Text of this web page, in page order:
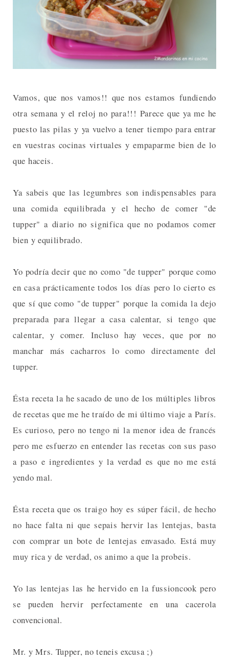
Vamos, que nos vamos!! que nos estamos fundiendo
otra semana y el reloj no para!!! Parece que ya me he
puesto las pilas y ya vuelvo a tener tiempo para entrar
en vuestras cocinas virtuales y empaparme bien de lo
que haceis.
Ya sabeis que las legumbres son indispensables para
una comida equilibrada y el hecho de comer "de
tupper" a diario no significa que no podamos comer
bien y equilibrado.
Yo podría decir que no como "de tupper" porque como
en casa prácticamente todos los días pero lo cierto es
que sí que como "de tupper" porque la comida la dejo
preparada para llegar a casa calentar, si tengo que
calentar, y comer. Incluso hay veces, que por no
manchar más cacharros lo como directamente del
tupper.
Ésta receta la he sacado de uno de los múltiples libros
de recetas que me he traído de mi último viaje a París.
Es curioso, pero no tengo ni la menor idea de francés
pero me esfuerzo en entender las recetas con sus paso
a paso e ingredientes y la verdad es que no me está
yendo mal.
Ésta receta que os traigo hoy es súper fácil, de hecho
no hace falta ni que sepais hervir las lentejas, basta
con comprar un bote de lentejas envasado. Está muy
muy rica y de verdad, os animo a que la probeis.
Yo las lentejas las he hervido en la fussioncook pero
se pueden hervir perfectamente en una cacerola
convencional.
Mr. y Mrs. Tupper, no teneis excusa ;)